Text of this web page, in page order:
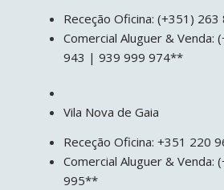
Receção Oficina: (+351)
Comercial Aluguer & Venda:
943 | 939 999 974**
Vila Nova de Gaia
Receção Oficina: +351 220
Comercial Aluguer & Venda:
995**